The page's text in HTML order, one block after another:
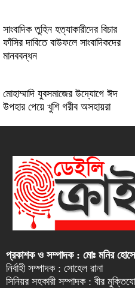
and
সাংবাদিক তুহিন হত্যাকারীদের বিচার
ফাঁসির দাবিতে বাউফলে সাংবাদিকদের
মানববন্ধন
মোহাম্মাদি যুবসমাজের উদ্যোগে ঈদ
উপহার পেয়ে খুশি গরীব অসহায়রা
প্রকাশক ও সম্পাদক : মোঃ মনির
নির্বাহী সম্পাদক : সোহেল রানা
সিনিয়র সহকারী সম্পাদক : বীর